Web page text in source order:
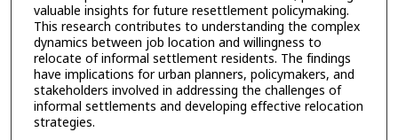
valuable insights for future resettlement policymaking.
This research contributes to understanding the complex
dynamics between job location and willingness to
relocate of informal settlement residents. The findings
have implications for urban planners, policymakers, and
stakeholders involved in addressing the challenges of
informal settlements and developing effective relocation
strategies.